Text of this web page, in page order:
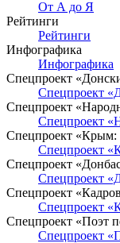
От А до Я
Рейтинги
Рейтинги
Инфографика
Инфографика
Спецпроект
Спецпроект
Спецпроект
Спецпроект
Спецпроект «Крым:
Спецпроект
Спецпроект
Спецпроект
Спецпроект
Спецпроект
Спецпроект «Поэт
Спецпроект